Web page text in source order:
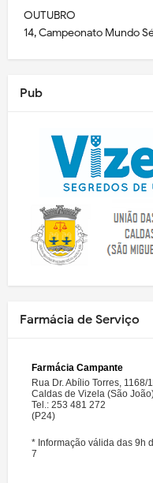
OUTUBRO
14, Campeonato Mundo
Pub
Farmácia de Serviço